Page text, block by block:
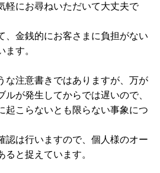
軽にお尋ねいただいて大丈夫で
、金銭的にお客さまに負担がない
ます。
な注意書きではありますが、万が
が発生してからでは遅いので、
起こらないとも限らない事象につ
認は行いますので、個人様のオー
ると捉えています。